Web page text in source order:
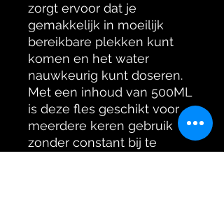
zorgt ervoor dat je
gemakkelijk in moeilijk
bereikbare plekken kunt
komen en het water
nauwkeurig kunt doseren.
Met een inhoud van 500ML
is deze fles geschikt voor
meerdere keren gebruik
zonder constant bij te